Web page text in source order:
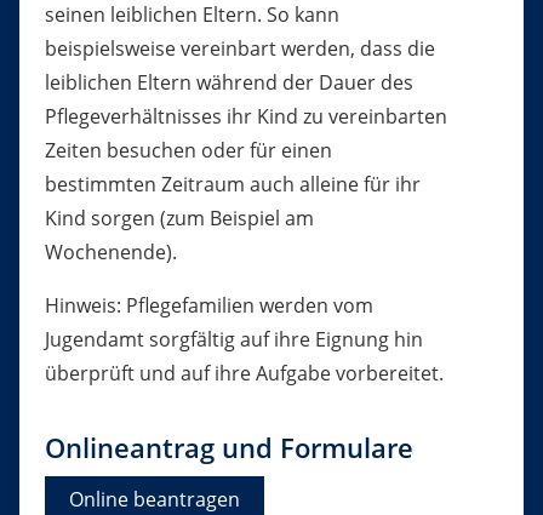
seinen leiblichen Eltern. So kann
beispielsweise vereinbart werden, dass die
leiblichen Eltern während der Dauer des
Pflegeverhältnisses ihr Kind zu vereinbarten
Zeiten besuchen oder für einen
bestimmten Zeitraum auch alleine für ihr
Kind sorgen (zum Beispiel am
Wochenende).
Hinweis: Pflegefamilien werden vom
Jugendamt sorgfältig auf ihre Eignung hin
überprüft und auf ihre Aufgabe vorbereitet.
Onlineantrag und Formulare
Online beantragen